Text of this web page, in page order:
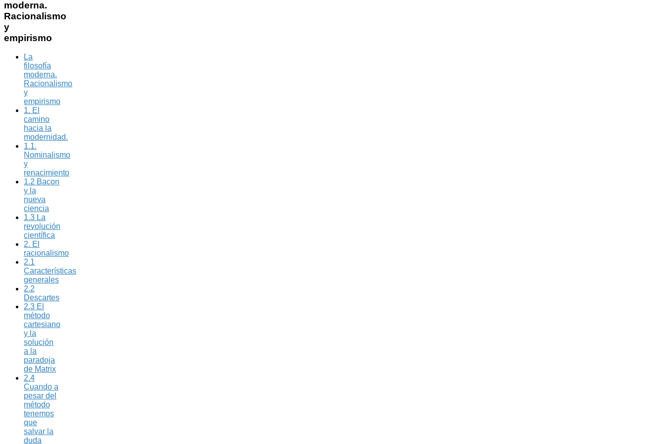
moderna.
Racionalismo
y
empirismo
La
filosofía
moderna.
Racionalismo
y
empirismo
1. El
camino
hacia la
modernidad.
1.1.
Nominalismo
y
renacimiento
1.2 Bacon
y la
nueva
ciencia
1.3 La
revolución
científica
2. El
racionalismo
2.1
Características
generales
2.2
Descartes
2.3 El
método
cartesiano
y la
solución
a la
paradoja
de Matrix
2.4
Cuando a
pesar del
método
tenemos
que
salvar la
duda